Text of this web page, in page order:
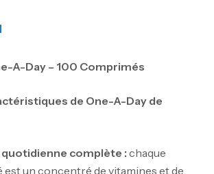
A-Day – 100 Comprimés
de One-A-Day de
complète : chaque
un concentré de vitamines et de